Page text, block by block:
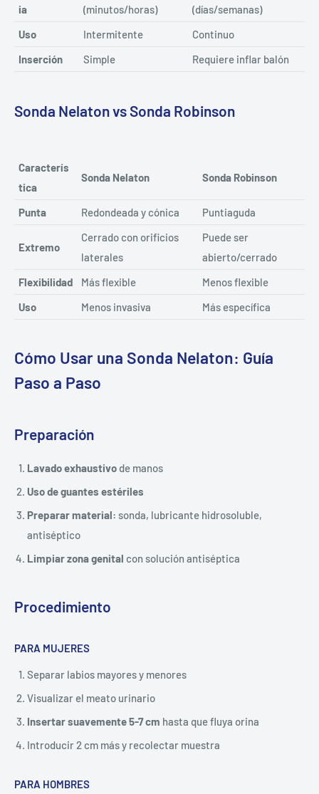
ia
(minutos/horas)
(días/semanas)
Uso
Intermitente
Continuo
Inserción
Simple Requiere inflar balón
Sonda Nelaton vs Sonda Robinson
Caracterís
tica
Sonda Nelaton Sonda Robinson
Punta Redondeada y cónica Puntiaguda
Extremo
Cerrado con orificios
laterales
Puede ser
abierto/cerrado
Flexibilidad
Más flexible
Menos flexible
Uso
Menos invasiva Más específica
Cómo Usar una Sonda Nelaton: Guía
Paso a Paso
Preparación
Lavado exhaustivo de manos
Uso de guantes estériles
Preparar material: sonda, lubricante hidrosoluble,
antiséptico
Limpiar zona genital con solución antiséptica
Procedimiento
PARA MUJERES
Separar labios mayores y menores
Visualizar el meato urinario
Insertar suavemente 5-7 cm hasta que fluya orina
Introducir 2 cm más y recolectar muestra
PARA HOMBRES